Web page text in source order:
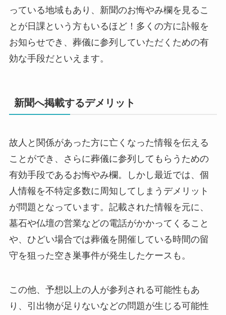
っている地域もあり、新聞のお悔やみ欄を見るこ
とが日課という方もいるほど！多くの方に訃報を
お知らせでき、葬儀に参列していただくための有
効な手段だといえます。
新聞へ掲載するデメリット
故人と関係があった方に亡くなった情報を伝える
ことができ、さらに葬儀に参列してもらうための
有効手段であるお悔やみ欄。しかし最近では、個
人情報を不特定多数に周知してしまうデメリット
が問題となっています。記載された情報を元に、
墓石や仏壇の営業などの電話がかかってくること
や、ひどい場合では葬儀を開催している時間の留
守を狙った空き巣事件が発生したケースも。
この他、予想以上の人が参列される可能性もあ
り、引出物が足りないなどの問題が生じる可能性